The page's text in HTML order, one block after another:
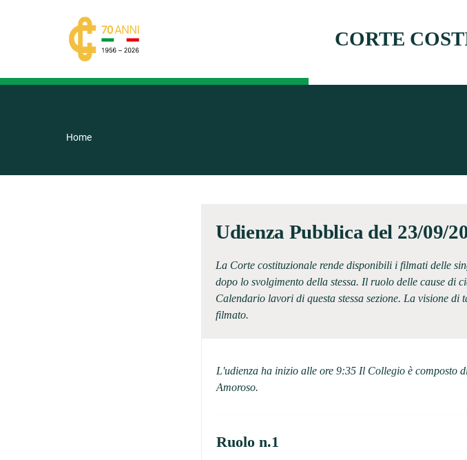
CORTE
Home
Udienza Pubblica del 23/09/
La Corte costituzionale rende disponibili i filmati delle
dopo lo svolgimento della stessa. Il ruolo delle cause di
Calendario lavori di questa stessa sezione. La visione
filmato.
L'udienza ha inizio alle ore 9:35 Il Collegio è composto
Amoroso.
Ruolo n.1